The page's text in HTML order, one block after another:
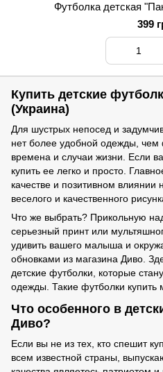
Футболка детская
399
Купить детские
(Украина)
Для шустрых непосед и
нет более удобной одежды, чем
времена и случаи жизни. Если
купить ее легко и просто.
качестве и позитивном влиянии
веселого и качественного
Что же выбрать? Прикольную
серьезный принт или
удивить вашего малыша и
обновками из магазина Диво.
детские футболки, которые
одежды. Такие футболки купить
Что особенного в
Диво?
Если вы не из тех, кто спешит
всем известной страны,